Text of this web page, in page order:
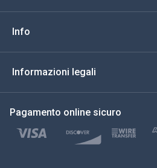
Türkçe
Polski
Info
Informazioni legali
Pagamento online sicuro